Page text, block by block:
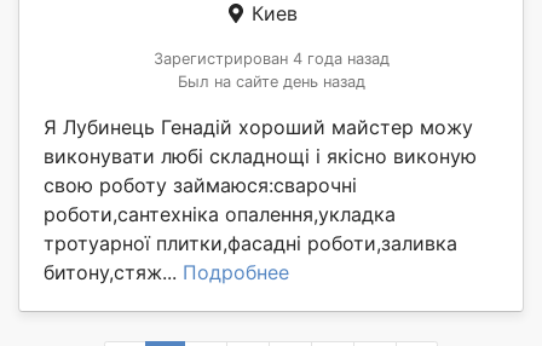
Киев
Зарегистрирован 4 года назад
Был на сайте день назад
Я Лубинець Генадій хороший майстер можу
виконувати любі складнощі і якісно виконую
свою роботу займаюся:сварочні
роботи,сантехніка опалення,укладка
тротуарної плитки,фасадні роботи,заливка
битону,стяж... Подробнее